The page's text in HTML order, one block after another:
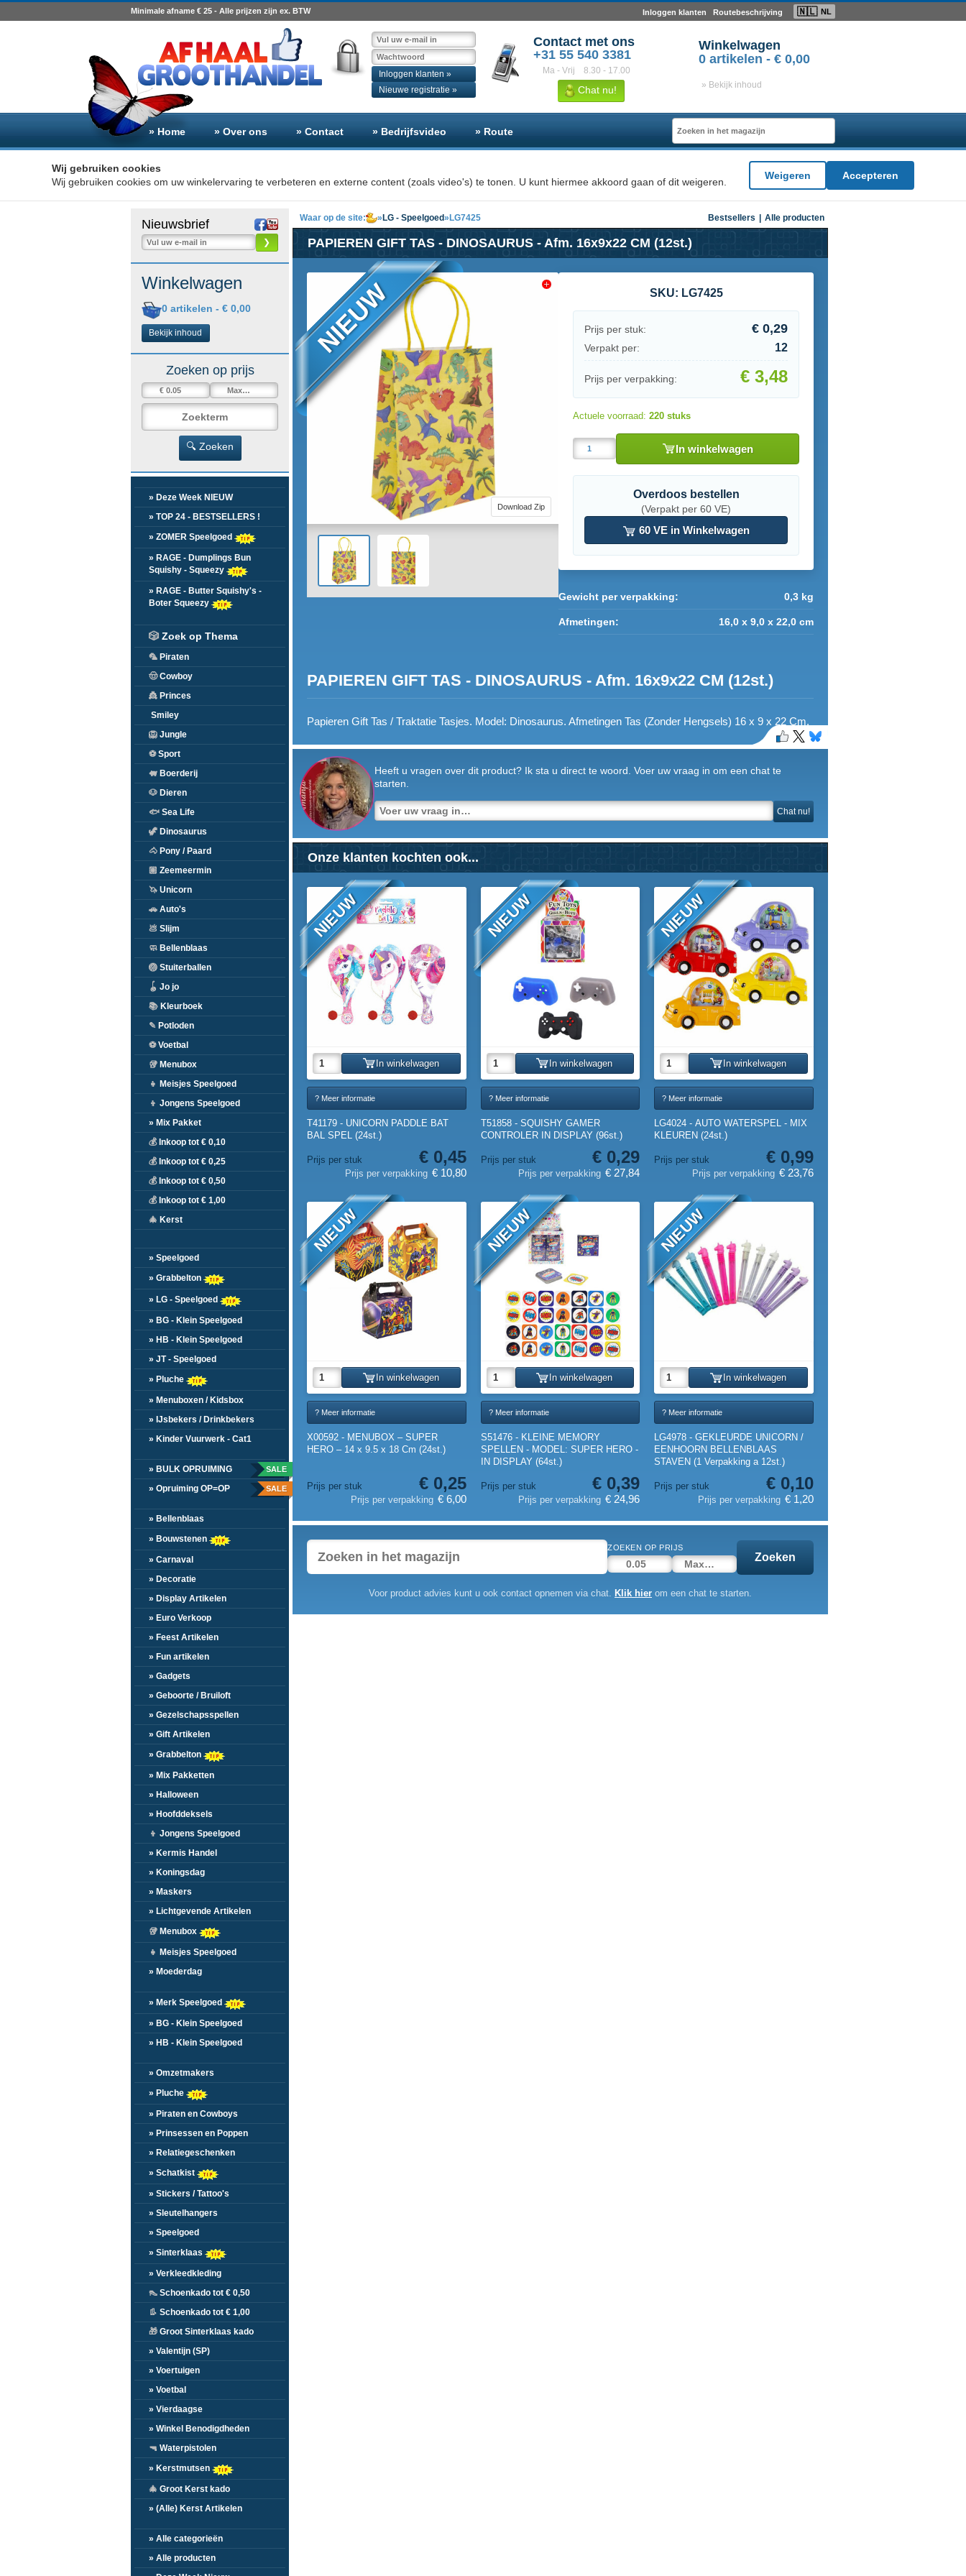
Minimale afname € 25 - Alle prijzen zijn ex. BTW Inloggen klanten Routebeschrijving 🇳🇱 NL
Inloggen klanten »
Nieuwe registratie »
Contact met ons
+31 55 540 3381
Ma - Vrij 8.30 - 17.00
Chat nu!
Winkelwagen
0 artikelen - € 0,00
» Bekijk inhoud
» Home » Over ons » Contact » Bedrijfsvideo » Route
Wij gebruiken cookies
Wij gebruiken cookies om uw winkelervaring te verbeteren en externe content (zoals video's) te tonen. U kunt hiermee akkoord gaan of dit weigeren.
Weigeren Accepteren
Nieuwsbrief
❯
Winkelwagen
0 artikelen - € 0,00
Bekijk inhoud
Zoeken op prijs
🔍 Zoeken
» Deze Week NIEUW
» TOP 24 - BESTSELLERS !
» ZOMER Speelgoed
» RAGE - Dumplings Bun
Squishy - Squeezy
» RAGE - Butter Squishy's -
Boter Squeezy
🎲 Zoek op Thema
🦜 Piraten
🤠Cowboy
👸 Princes
Smiley
🦁 Jungle
⚽Sport
🐖 Boerderij
🐶 Dieren
🐟 Sea Life
🦖 Dinosaurus
🐴 Pony / Paard
🏽 Zeemeermin
🦄 Unicorn
🚗 Auto's
💩 Slijm
🧼 Bellenblaas
🏐 Stuiterballen
🪀 Jo jo
📚 Kleurboek
✎ Potloden
⚽Voetbal
🥡 Menubox
👧 Meisjes Speelgoed
👦 Jongens Speelgoed
» Mix Pakket
💰Inkoop tot € 0,10
💰Inkoop tot € 0,25
💰Inkoop tot € 0,50
💰Inkoop tot € 1,00
🎄 Kerst
» Speelgoed
» Grabbelton
» LG - Speelgoed
» BG - Klein Speelgoed
» HB - Klein Speelgoed
» JT - Speelgoed
» Pluche
» Menuboxen / Kidsbox
» IJsbekers / Drinkbekers
» Kinder Vuurwerk - Cat1
» BULK OPRUIMING SALE
» Opruiming OP=OP SALE
» Bellenblaas
» Bouwstenen
» Carnaval
» Decoratie
» Display Artikelen
» Euro Verkoop
» Feest Artikelen
» Fun artikelen
» Gadgets
» Geboorte / Bruiloft
» Gezelschapsspellen
» Gift Artikelen
» Grabbelton
» Mix Pakketten
» Halloween
» Hoofddeksels
👦 Jongens Speelgoed
» Kermis Handel
» Koningsdag
» Maskers
» Lichtgevende Artikelen
🥡 Menubox
👧 Meisjes Speelgoed
» Moederdag
» Merk Speelgoed
» BG - Klein Speelgoed
» HB - Klein Speelgoed
» Omzetmakers
» Pluche
» Piraten en Cowboys
» Prinsessen en Poppen
» Relatiegeschenken
» Schatkist
» Stickers / Tattoo's
» Sleutelhangers
» Speelgoed
» Sinterklaas
» Verkleedkleding
👠 Schoenkado tot € 0,50
👢 Schoenkado tot € 1,00
🎁 Groot Sinterklaas kado
» Valentijn (SP)
» Voertuigen
» Voetbal
» Vierdaagse
» Winkel Benodigdheden
🔫 Waterpistolen
» Kerstmutsen
🎄 Groot Kerst kado
» (Alle) Kerst Artikelen
» Alle categorieën
» Alle producten
Waar op de site: » LG - Speelgoed» LG7425 Bestsellers Alle producten
PAPIEREN GIFT TAS - DINOSAURUS - Afm. 16x9x22 CM (12st.)
NIEUW
Download Zip
SKU: LG7425
Prijs per stuk: € 0,29
Verpakt per: 12
Prijs per verpakking: € 3,48
Actuele voorraad: 220 stuks
In winkelwagen
Overdoos bestellen
(Verpakt per 60 VE)
60 VE in Winkelwagen
Gewicht per verpakking: 0,3 kg
Afmetingen: 16,0 x 9,0 x 22,0 cm
PAPIEREN GIFT TAS - DINOSAURUS - Afm. 16x9x22 CM (12st.)
Papieren Gift Tas / Traktatie Tasjes. Model: Dinosaurus. Afmetingen Tas (Zonder Hengsels) 16 x 9 x 22 Cm.
Heeft u vragen over dit product? Ik sta u direct te woord. Voer uw vraag in om een chat te
starten.
Chat nu!
Onze klanten kochten ook...
NIEUW
In winkelwagen
? Meer informatie
T41179 - UNICORN PADDLE BAT
BAL SPEL (24st.)
Prijs per stuk € 0,45
Prijs per verpakking € 10,80
NIEUW
In winkelwagen
? Meer informatie
T51858 - SQUISHY GAMER
CONTROLER IN DISPLAY (96st.)
Prijs per stuk € 0,29
Prijs per verpakking € 27,84
NIEUW
In winkelwagen
? Meer informatie
LG4024 - AUTO WATERSPEL - MIX
KLEUREN (24st.)
Prijs per stuk € 0,99
Prijs per verpakking € 23,76
NIEUW
In winkelwagen
? Meer informatie
X00592 - MENUBOX – SUPER
HERO – 14 x 9.5 x 18 Cm (24st.)
Prijs per stuk € 0,25
Prijs per verpakking € 6,00
NIEUW
In winkelwagen
? Meer informatie
S51476 - KLEINE MEMORY
SPELLEN - MODEL: SUPER HERO -
IN DISPLAY (64st.)
Prijs per stuk € 0,39
Prijs per verpakking € 24,96
NIEUW
In winkelwagen
? Meer informatie
LG4978 - GEKLEURDE UNICORN /
EENHOORN BELLENBLAAS
STAVEN (1 Verpakking a 12st.)
Prijs per stuk € 0,10
Prijs per verpakking € 1,20
ZOEKEN OP PRIJS
Zoeken
Voor product advies kunt u ook contact opnemen via chat. Klik hier om een chat te starten.